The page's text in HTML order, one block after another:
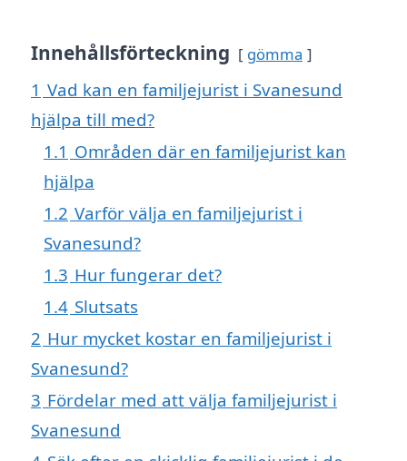
Innehållsförteckning gömma
1 Vad kan en familjejurist i Svanesund
hjälpa till med?
1.1 Områden där en familjejurist kan
hjälpa
1.2 Varför välja en familjejurist i
Svanesund?
1.3 Hur fungerar det?
1.4 Slutsats
2 Hur mycket kostar en familjejurist i
Svanesund?
3 Fördelar med att välja familjejurist i
Svanesund